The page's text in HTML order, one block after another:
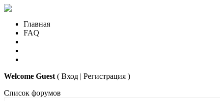
Главная
FAQ
Welcome Guest ( Вход | Регистрация )
Список форумов